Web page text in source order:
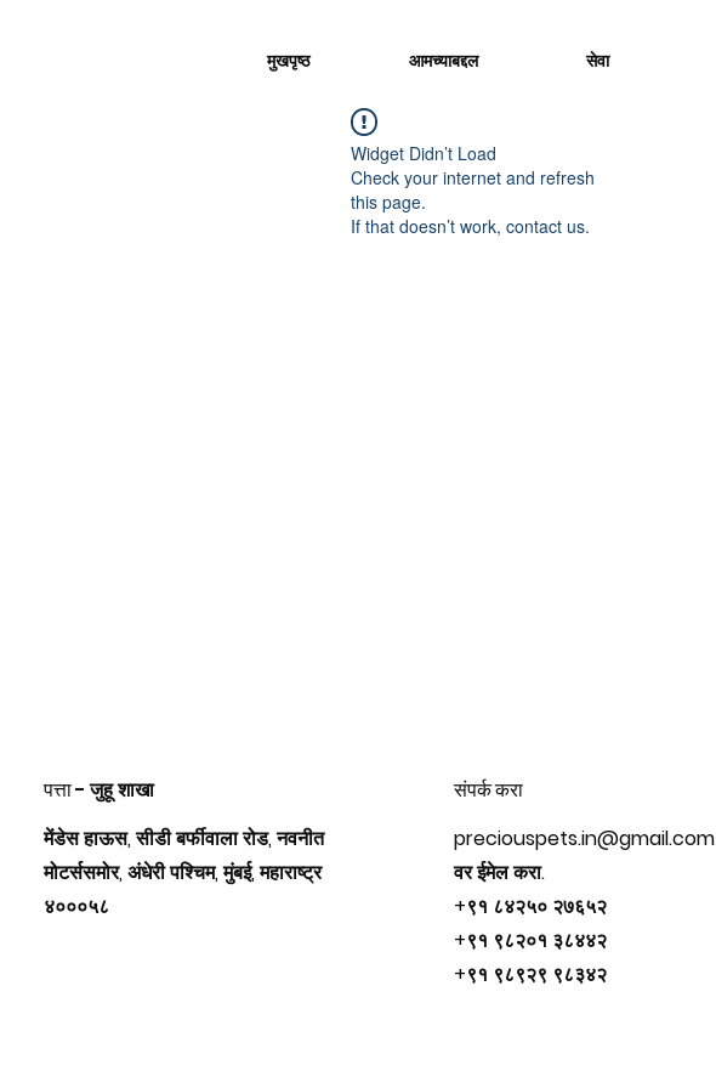
मुखपृष्ठ आमच्याबद्दल सेवा
Widget Didn’t Load
Check your internet and refresh
this page.
If that doesn’t work, contact us.
पत्ता -जुहू शाखा
मेंडेस हाऊस, सीडी बर्फीवाला रोड, नवनीत
मोटर्ससमोर, अंधेरी पश्चिम, मुंबई, महाराष्ट्र
४०००५८
संपर्क करा
preciouspets.in@gmail.com
वर ईमेल करा.
+९१ ८४२५० २७६५२
+९१ ९८२०१ ३८४४२
+९१ ९८९२९ ९८३४२